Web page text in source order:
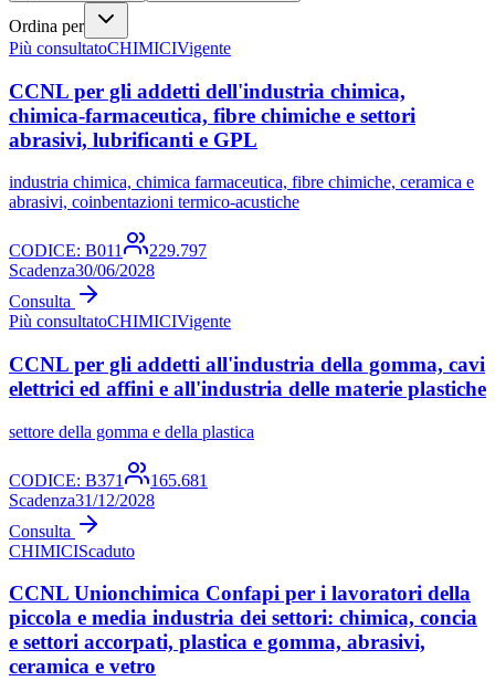
Ordina per
Più consultatoCHIMICIVigente
CCNL per gli addetti dell'industria chimica,
chimica-farmaceutica, fibre chimiche e settori
abrasivi, lubrificanti e GPL
industria chimica, chimica farmaceutica, fibre chimiche, ceramica e
abrasivi, coinbentazioni termico-acustiche
CODICE: B011
229.797
Scadenza30/06/2028
Consulta
Più consultatoCHIMICIVigente
CCNL per gli addetti all'industria della gomma, cavi
elettrici ed affini e all'industria delle materie plastiche
settore della gomma e della plastica
CODICE: B371
165.681
Scadenza31/12/2028
Consulta
CHIMICIScaduto
CCNL Unionchimica Confapi per i lavoratori della
piccola e media industria dei settori: chimica, concia
e settori accorpati, plastica e gomma, abrasivi,
ceramica e vetro